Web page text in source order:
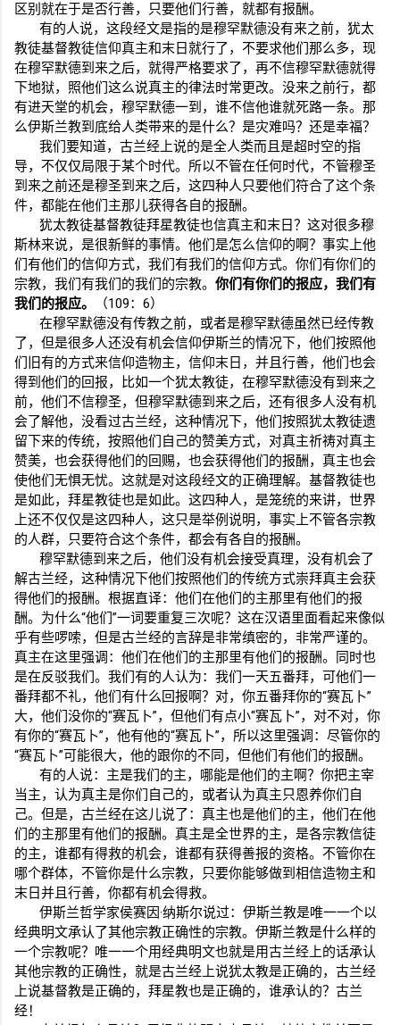
区别就在于是否行善，只要他们行善，就都有报酬。
有的人说，这段经文是指的是穆罕默德没有来之前，犹太
教徒基督教徒信仰真主和末日就行了，不要求他们那么多，现
在穆罕默德到来之后，就得严格要求了，再不信穆罕默德就得
下地狱，照他们这么说真主的律法时常更改。没来之前行，都
有进天堂的机会，穆罕默德一到，谁不信他谁就死路一条。那
么伊斯兰教到底给人类带来的是什么？是灾难吗？还是幸福？
我们要知道，古兰经上说的是全人类而且是超时空的指
导，不仅仅局限于某个时代。所以不管在任何时代，不管穆圣
到来之前还是穆圣到来之后，这四种人只要他们符合了这个条
件，都能在他们主那儿获得各自的报酬。
犹太教徒基督教徒拜星教徒也信真主和末日？这对很多穆
斯林来说，是很新鲜的事情。他们是怎么信仰的啊？事实上他
们有他们的信仰方式，我们有我们的信仰方式。你们有你们的
宗教，我们有我们的我们的宗教。 你们有你们的报应，我们有
我们的报应。
（109： 6）
在穆罕默德没有传教之前，或者是穆罕默德虽然已经传教
了，但是很多人还没有机会信仰伊斯兰的情况下，他们按照他
们旧有的方式来信仰造物主，信仰末日，并且行善，他们也会
得到他们的回报，比如一个犹太教徒，在穆罕默德没有到来之
前，他们不信穆圣，但穆罕默德到来之后，还有很多人没有机
会了解他，没看过古兰经，这种情况下，他们按照犹太教徒遗
留下来的传统，按照他们自己的赞美方式，对真主祈祷对真主
赞美，也会获得他们的回赐，也会获得他们的报酬，真主也会
使他们无惧无忧。这就是对这段经文的正确理解。基督教徒也
是如此，拜星教徒也是如此。这四种人，是笼统的来讲，世界
上还不仅仅是这四种人，这只是举例说明，事实上不管各宗教
的人群，只要符合这个条件，都会有各自的报酬。
穆罕默德到来之后，他们没有机会接受真理，没有机会了
解古兰经，这种情况下他们按照他们的传统方式崇拜真主会获
得他们的报酬。根据直译：他们在他们的主那里有他们的报
酬。为什么“他们”一词要重复三次呢？这在汉语里面看起来像似
乎有些啰嗦，但是古兰经的言辞是非常缜密的，非常严谨的。
真主在这里强调：他们在他们的主那里有他们的报酬。同时也
是在反驳我们。我们有的人认为：我们一天五番拜，可他们一
番拜都不礼，他们有什么回报啊？对，你五番拜你的“赛瓦卜”
大，他们没你的“赛瓦卜”，但他们有点小“赛瓦卜”，对不对，你
有你的“赛瓦卜”，他有他的“赛瓦卜”，所以这里强调：尽管你的
“赛瓦卜”可能很大，他的跟你的不同，但他们有他们的报酬。
有的人说：主是我们的主，哪能是他们的主啊？你把主宰
当主，认为真主是你们自己的，或者认为真主只恩养你们自
己。但是，古兰经在这儿说了：真主也是他们的主，他们在他
们的主那里有他们的报酬。真主是全世界的主，是各宗教信徒
的主，谁都有得救的机会，谁都有获得善报的资格。不管你在
哪个群体，不管你是什么宗教，只要你能够做到相信造物主和
末日并且行善，你都有机会得救。
伊斯兰哲学家侯赛因·纳斯尔说过：伊斯兰教是唯一一个以
经典明文承认了其他宗教正确性的宗教。伊斯兰教是什么样的
一个宗教呢？唯一一个用经典明文也就是用古兰经上的话承认
其他宗教的正确性，就是古兰经上说犹太教是正确的，古兰经
上说基督教是正确的，拜星教也是正确的，谁承认的？古兰
经！